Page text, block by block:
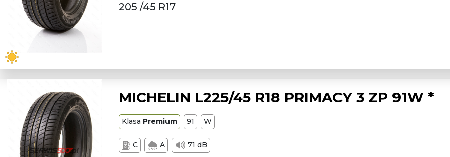
205 /45 R17
MICHELIN L225/45 R18 PRIMACY 3 ZP 91W *
Klasa Premium 91 W
C A 71 dB